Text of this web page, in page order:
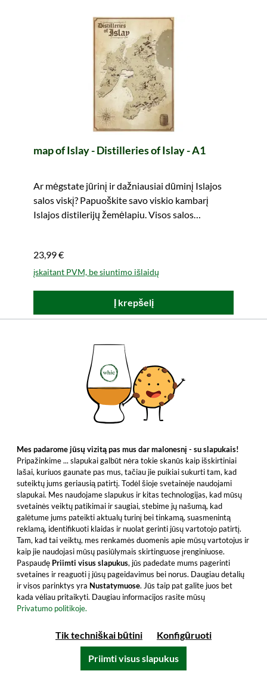
map of Islay - Distilleries of Islay - A1
Ar mėgstate jūrinį ir dažniausiai dūminį Islajos
salos viskį? Papuoškite savo viskio kambarį
Islajos distilerijų žemėlapiu. Visos salos
23,99 €
įskaitant PVM, be siuntimo išlaidų
Į krepšelį
map of Ireland - Distilleries of Ireland - A0
Nuostabi Airijos viskio distilerijų apžvalga.
Pasinaudokite proga!
29,99 €
įskaitant PVM, be siuntimo išlaidų
Į krepšelį
Visi produkto bruožai
Mes padarome jūsų vizitą pas mus dar malonesnį - su slapukais!
Pripažinkime ... slapukai galbūt nėra tokie skanūs kaip išskirtiniai
lašai, kuriuos gaunate pas mus, tačiau jie puikiai sukurti tam, kad
suteiktų jums geriausią patirtį. Todėl šioje svetainėje naudojami
slapukai. Mes naudojame slapukus ir kitas technologijas, kad mūsų
svetainės veiktų patikimai ir saugiai, stebime jų našumą, kad
galėtume jums pateikti aktualų turinį bei tinkamą, suasmenintą
reklamą, identifikuoti klaidas ir nuolat gerinti jūsų vartotojo patirtį.
Tam, kad tai veiktų, mes renkamės duomenis apie mūsų vartotojus ir
kaip jie naudojasi mūsų pasiūlymais skirtinguose įrenginiuose.
Paspaudę Priimti visus slapukus, jūs padedate mums pagerinti
svetaines ir reaguoti į jūsų pageidavimus bei norus. Daugiau detalių
ir visos parinktys yra Nustatymuose. Jūs taip pat galite juos bet
kada vėliau pritaikyti. Daugiau informacijos rasite mūsų
Privatumo politikoje.
Tik techniškai būtini Konfigūruoti
Priimti visus slapukus